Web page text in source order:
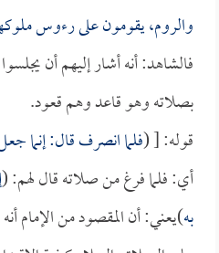
والروم، يقومون على رءوس
فالشاهد: أنه أشار إليهم أن
بصلاته وهو قاعد وهم قعود.
قوله: [ (فلما انصرف قال: إنما
أي: فلما فرغ من صلاته قال لهم: (
به)يعني: أن المقصود من الإمام